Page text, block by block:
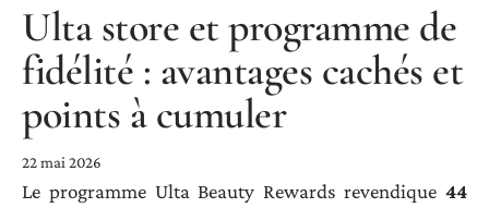
Ulta store et programme de
fidélité : avantages cachés et
points à cumuler
22 mai 2026
Le programme Ulta Beauty Rewards revendique 44